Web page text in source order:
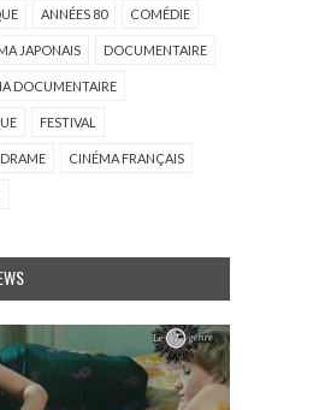
ANNÉES 80 COMÉDIE
JAPONAIS DOCUMENTAIRE
DOCUMENTAIRE
FESTIVAL
DRAME CINÉMA FRANÇAIS